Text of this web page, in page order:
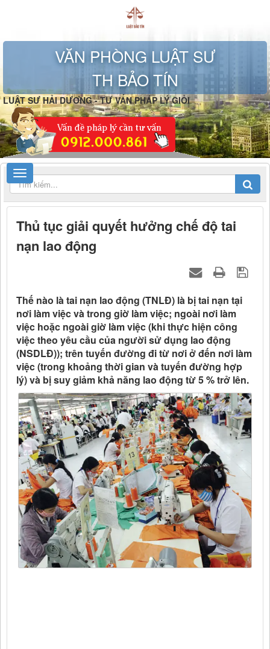
VĂN PHÒNG LUẬT SƯ
TH BẢO TÍN
LUẬT SƯ HẢI DƯƠNG - TƯ VẤN PHÁP LÝ GIỎI
Thủ tục giải quyết hưởng chế độ tai
nạn lao động
Thế nào là tai nạn lao động (TNLĐ) là bị tai nạn tại
nơi làm việc và trong giờ làm việc; ngoài nơi làm
việc hoặc ngoài giờ làm việc (khi thực hiện công
việc theo yêu cầu của người sử dụng lao động
(NSDLĐ)); trên tuyến đường đi từ nơi ở đến nơi làm
việc (trong khoảng thời gian và tuyến đường hợp
lý) và bị suy giảm khả năng lao động từ 5 % trở lên.